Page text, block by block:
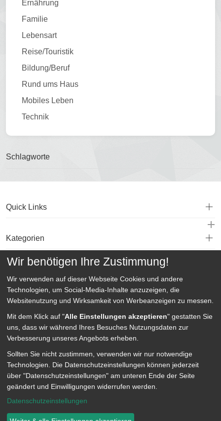
Ernährung
Familie
Lebensart
Reise/Touristik
Bildung/Beruf
Rund ums Haus
Mobiles Leben
Technik
Schlagworte
Quick Links
Kategorien
Datenschutz Datenschutz Einstellungen
Wir benötigen Ihre Zustimmung!
Wir verwenden auf dieser Webseite Cookies und andere
Technologien, um Social-Media-Inhalte anzuzeigen, die
Websitenutzung und Wirksamkeit von Werbeanzeigen zu messen.
Mit dem Klick auf "Alle Einstellungen akzeptieren" gestatten Sie
uns, dass wir während Ihres Besuches Nutzungsdaten zur
Verbesserung unseres Angebots erheben.
Sollten Sie nicht zustimmen, verwenden wir nur notwendige
Technologien.
Die Datenschutzeinstellungen können jederzeit
über "Datenschutzeinstellungen" am unteren Ende der Seite
geändert und Einwilligungen widerrufen werden.
Datenschutzeinstellungen